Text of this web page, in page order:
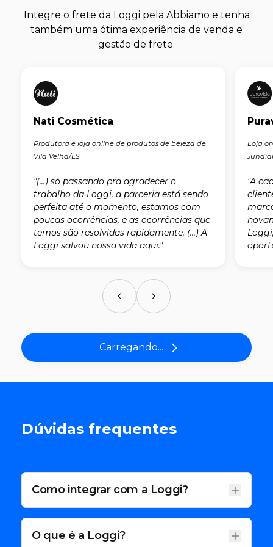
Integre o frete da Loggi pela Abbiamo e tenha
também uma ótima experiência de venda e
gestão de frete.
Nati Cosmética
Produtora e loja online de produtos de beleza de
Vila Velha/ES
"(...) só passando pra agradecer o
trabalho da Loggi, a parceria está sendo
perfeita até o momento, estamos com
poucas ocorrências, e as ocorrências que
temos são resolvidas rapidamente. (...) A
Loggi salvou nossa vida aqui."
Loja
"A
Carregando...
Dúvidas frequentes
Como integrar com a Loggi?
O que é a Loggi?